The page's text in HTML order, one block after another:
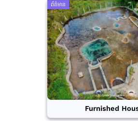
ព័ត៌មាន
Furnished